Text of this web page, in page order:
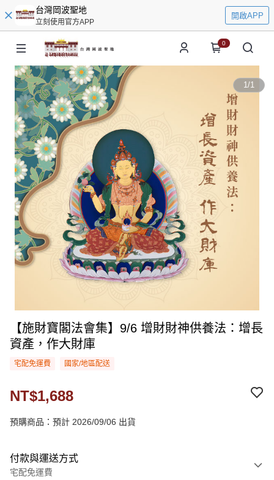
台灣岡波聖地
立刻使用官方APP
開啟APP
0
1/1
【施財寶閣法會集】9/6 增財財神供養法：增長
資產，作大財庫
宅配免運費 國家/地區配送
NT$1,688
預購商品：預計 2026/09/06 出貨
付款與運送方式
宅配免運費